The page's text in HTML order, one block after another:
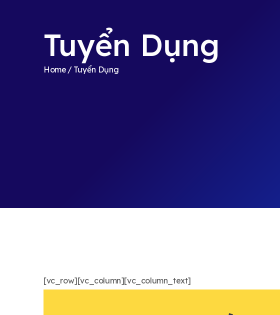
Tuyển Dụng
Home Tuyển Dụng
[vc_row][vc_column][vc_column_text]